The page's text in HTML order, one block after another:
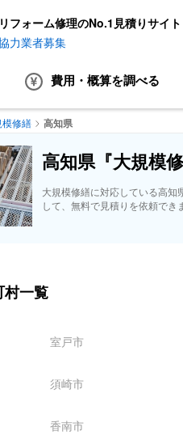
リフォーム修理のNo.1見積りサイト
力業者募集
費用・概算を調べる
模修繕 高知県
高知県『大規模
大規模修繕に対応している高知
して、無料で見積りを依頼でき
村一覧
室戸市
須崎市
香南市